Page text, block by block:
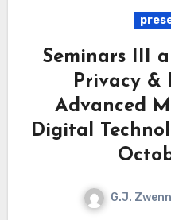
Seminars III
Privacy &
Advanced
Digital
G.J.